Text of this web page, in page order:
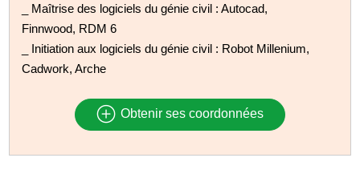
_ Maîtrise des logiciels du génie civil : Autocad,
Finnwood, RDM 6
_ Initiation aux logiciels du génie civil : Robot Millenium,
Cadwork, Arche
Obtenir ses coordonnées